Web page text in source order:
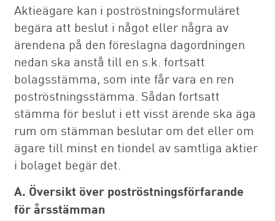
Aktieägare kan i poströstningsformuläret
begära att beslut i något eller några av
ärendena på den föreslagna dagordningen
nedan ska anstå till en s.k. fortsatt
bolagsstämma, som inte får vara en ren
poströstningsstämma. Sådan fortsatt
stämma för beslut i ett visst ärende ska äga
rum om stämman beslutar om det eller om
ägare till minst en tiondel av samtliga aktier
i bolaget begär det.
A. Översikt över poströstningsförfarande
för årsstämman